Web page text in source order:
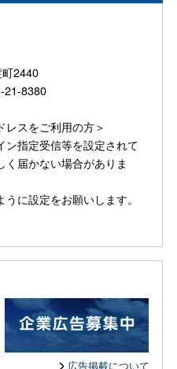
2440
21-8380
レスをご利用の方＞
指定受信等を設定されて
届かない場合がありま
に設定をお願いします。
広告掲載について